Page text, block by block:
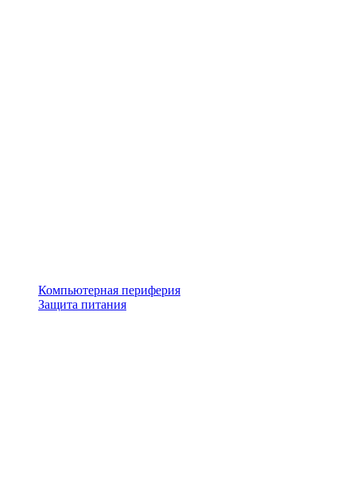
Компьютерная периферия
Защита питания